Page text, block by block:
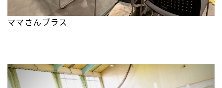
ママさんブラス